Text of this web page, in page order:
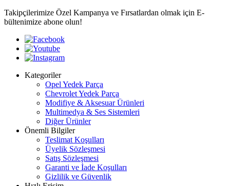
Takipçilerimize Özel Kampanya ve Fırsatlardan olmak için E-
bültenimize abone olun!
Kategoriler
Opel Yedek Parça
Chevrolet Yedek Parça
Modifiye & Aksesuar Ürünleri
Multimedya & Ses Sistemleri
Diğer Ürünler
Önemli Bilgiler
Teslimat Koşulları
Üyelik Sözleşmesi
Satış Sözleşmesi
Garanti ve İade Koşulları
Gizlilik ve Güvenlik